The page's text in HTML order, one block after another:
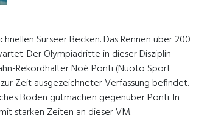
Surseer Becken. Das Rennen über 200
Der Olympiadritte in dieser Disziplin
Rekordhalter Noè Ponti (Nuoto Sport
Zeit ausgezeichneter Verfassung befindet.
Boden gutmachen gegenüber Ponti. In
starken Zeiten an dieser VM.